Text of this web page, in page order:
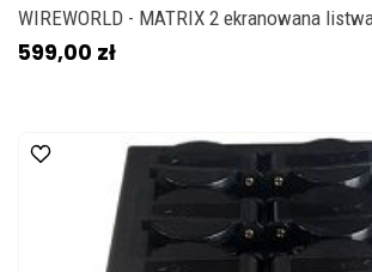
WIREWORLD - MATRIX 2 ekranowana
599,00 zł